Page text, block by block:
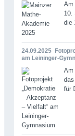
Am
10.
die
24.09.2025
am Leininger-
Am
für